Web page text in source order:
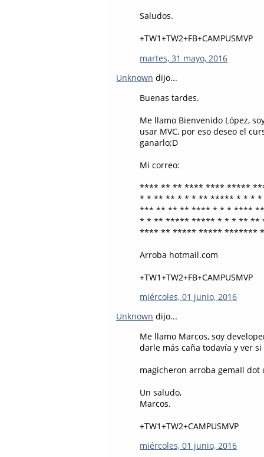
Saludos.
+TW1+TW2+FB+CAMPUSMVP
martes, 31 mayo, 2016
Unknown dijo...
Buenas tardes.
Me llamo Bienvenido López,
usar MVC, por eso deseo el
ganarlo;D
Mi correo:
**** ** ** **** **** *****
* * ** ** * * * ** ***** * * * *
*** ** ** ** **** * * * ****
* * ** ***** ***** * * * ** **
**** ** ***** ***** *******
Arroba hotmail.com
+TW1+TW2+FB+CAMPUSMVP
miércoles, 01 junio, 2016
Unknown dijo...
Me llamo Marcos, soy
darle más caña todavía y ver
magicheron arroba gemaIl dot
Un saludo,
Marcos.
+TW1+TW2+CAMPUSMVP
miércoles, 01 junio, 2016